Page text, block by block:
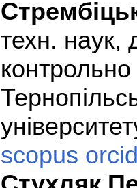
техн. наук,
scopus